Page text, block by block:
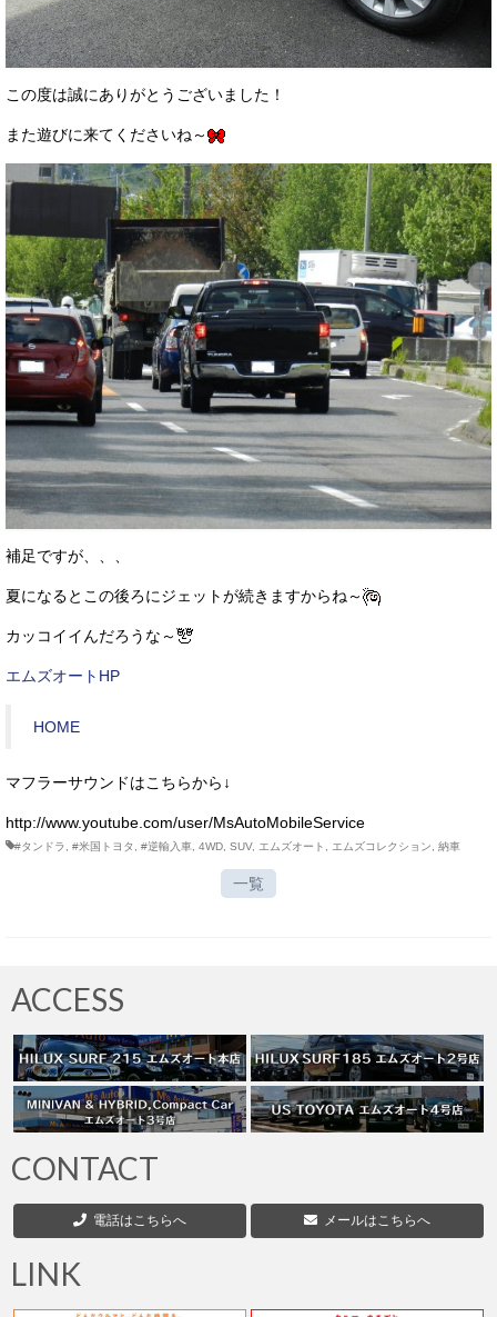
この度は誠にありがとうございました！
また遊びに来てくださいね～
補足ですが、、、
夏になるとこの後ろにジェットが続きますからね～
カッコイイんだろうな～
エムズオートHP
HOME
マフラーサウンドはこちらから↓
http://www.youtube.com/user/MsAutoMobileService
#タンドラ #米国トヨタ #逆輸入車 4WD SUV, エムズオート エムズコレクション 納車
一覧
ACCESS
CONTACT
電話はこちらへ メールはこちらへ
LINK